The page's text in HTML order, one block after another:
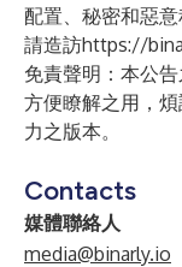
配置、秘密和惡意
請造訪https://
免責聲明：本公
方便瞭解之用，
力之版本。
Contacts
媒體聯絡人
media@binarly.io